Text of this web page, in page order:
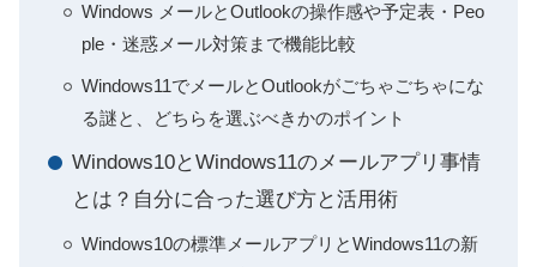
Windows メールとOutlookの操作感や予定表・Peo
ple・迷惑メール対策まで機能比較
Windows11でメールとOutlookがごちゃごちゃにな
る謎と、どちらを選ぶべきかのポイント
Windows10とWindows11のメールアプリ事情
とは？自分に合った選び方と活用術
Windows10の標準メールアプリとWindows11の新